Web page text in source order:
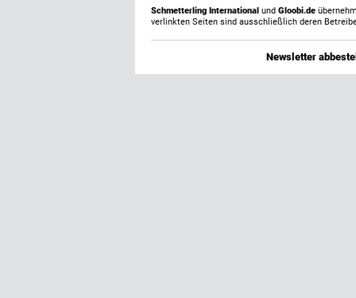
Schmetterling International und Gloobi.de
verlinkten Seiten sind ausschließlich deren
Newsletter